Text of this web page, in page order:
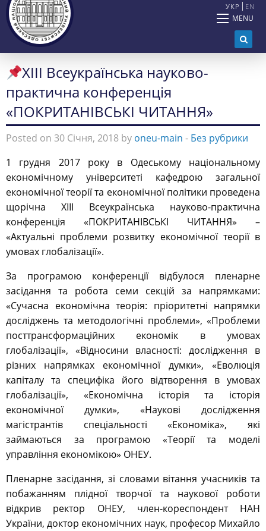
УКР EN
MENU
ХІІІ Всеукраїнська науково-
практична конференція
«ПОКРИТАНІВСЬКІ ЧИТАННЯ»
Posted on 30 Січня, 2018 by oneu-main - Без рубрики
1 грудня 2017 року в Одеському національному
економічному університеті кафедрою загальної
економічної теорії та економічної політики проведена
щорічна ХІІІ Всеукраїнська науково-практична
конференція «ПОКРИТАНІВСЬКІ ЧИТАННЯ» –
«Актуальні проблеми розвитку економічної теорії в
умовах глобалізації».
За програмою конференції відбулося пленарне
засідання та робота семи секцій за напрямками:
«Сучасна економічна теорія: пріоритетні напрямки
досліджень та методологічні проблеми», «Проблеми
посттрансформаційних економік в умовах
глобалізації», «Відносини власності: дослідження в
різних напрямках економічної думки», «Еволюція
капіталу та специфіка його відтворення в умовах
глобалізації», «Економічна історія та історія
економічної думки», «Наукові дослідження
магістрантів спеціальності «Економіка», які
займаються за програмою «Теорії та моделі
управління економікою» ОНЕУ.
Пленарне засідання, зі словами вітання учасників та
побажанням плідної творчої та наукової роботи
відкрив ректор ОНЕУ, член-кореспондент НАН
України, доктор економічних наук, професор Михайло